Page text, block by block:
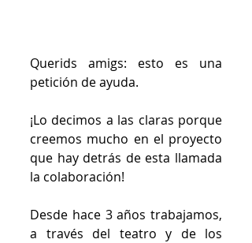
Querids amigs: esto es una
petición de ayuda.
¡Lo decimos a las claras porque
creemos mucho en el proyecto
que hay detrás de esta llamada
la colaboración!
Desde hace 3 años trabajamos,
a través del teatro y de los